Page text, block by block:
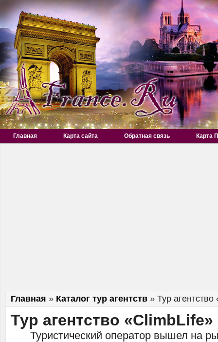
Главная Карта сайта Обратная связь Карта
Главная » Каталог тур агентств » Тур
Тур агентство «ClimbLife»
Туристический оператор вышел на